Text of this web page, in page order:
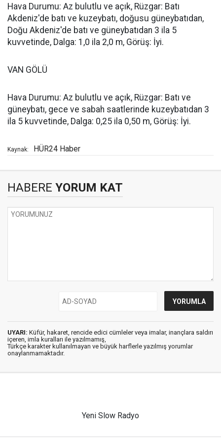
Hava Durumu: Az bulutlu ve açık, Rüzgar: Batı
Akdeniz'de batı ve kuzeybatı, doğusu güneybatıdan,
Doğu Akdeniz'de batı ve güneybatıdan 3 ila 5
kuvvetinde, Dalga: 1,0 ila 2,0 m, Görüş: İyi.
VAN GÖLÜ
Hava Durumu: Az bulutlu ve açık, Rüzgar: Batı ve
güneybatı, gece ve sabah saatlerinde kuzeybatıdan 3
ila 5 kuvvetinde, Dalga: 0,25 ila 0,50 m, Görüş: İyi.
Kaynak: HÜR24 Haber
HABERE YORUM KAT
UYARI: Küfür, hakaret, rencide edici cümleler veya imalar, inançlara saldırı
içeren, imla kuralları ile yazılmamış,
Türkçe karakter kullanılmayan ve büyük harflerle yazılmış yorumlar
onaylanmamaktadır.
Yeni Slow Radyo